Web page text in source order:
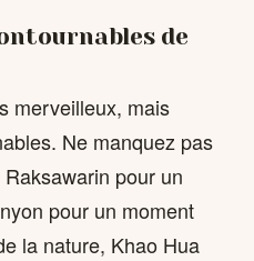
de
merveilleux, mais
Ne manquez pas
pour un
pour un moment
la nature, Khao Hua